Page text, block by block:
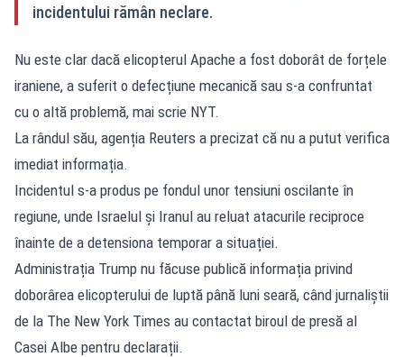
incidentului rămân neclare.
Nu este clar dacă elicopterul Apache a fost doborât de forțele
iraniene, a suferit o defecțiune mecanică sau s-a confruntat
cu o altă problemă, mai scrie NYT.
La rândul său, agenția Reuters a precizat că nu a putut verifica
imediat informația.
Incidentul s-a produs pe fondul unor tensiuni oscilante în
regiune, unde Israelul și Iranul au reluat atacurile reciproce
înainte de a detensiona temporar a situației.
Administrația Trump nu făcuse publică informația privind
doborârea elicopterului de luptă până luni seară, când jurnaliștii
de la The New York Times au contactat biroul de presă al
Casei Albe pentru declarații.